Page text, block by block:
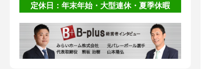
定休日：年末年始・大型連休・夏季休暇